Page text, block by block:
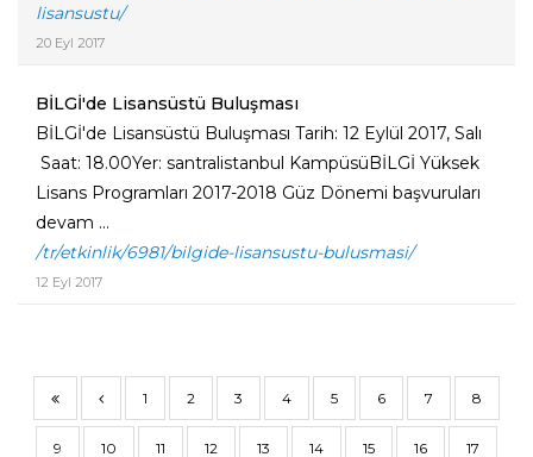
lisansustu/
20 Eyl 2017
BİLGİ'de Lisansüstü Buluşması
BİLGİ'de Lisansüstü Buluşması Tarih: 12 Eylül 2017, Salı
Saat: 18.00Yer: santralistanbul KampüsüBİLGİ Yüksek
Lisans Programları 2017-2018 Güz Dönemi başvuruları
devam ...
/tr/etkinlik/6981/bilgide-lisansustu-bulusmasi/
12 Eyl 2017
1 2 3 4 5 6 7 8
9 10 11 12 13 14 15 16 17